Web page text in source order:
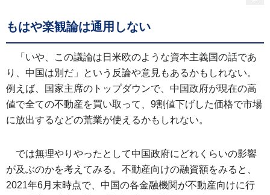
もはや楽観論は通用しない
「いや、この議論は日米欧のような資本主義国の話であ
り、中国は別だ」という反論や意見もあるかもしれない。
例えば、国家主席のトップダウンで、中国政府が現在の高
値で全ての不動産を買い取って、9割値下げした価格で市場
に放出するなどの荒業が使えるかもしれない。
では無理やりやったとして中国政府にどれくらいの影響
が及ぶのかを考えてみる。不動産向けの融資額をみると、
2021年6月末時点で、中国の各金融機関が不動産向けに行